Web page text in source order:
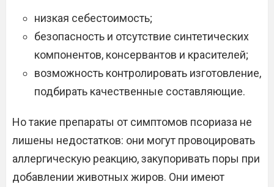
низкая себестоимость;
безопасность и отсутствие синтетических
компонентов, консервантов и красителей;
возможность контролировать изготовление,
подбирать качественные составляющие.
Но такие препараты от симптомов псориаза не
лишены недостатков: они могут провоцировать
аллергическую реакцию, закупоривать поры при
добавлении животных жиров. Они имеют